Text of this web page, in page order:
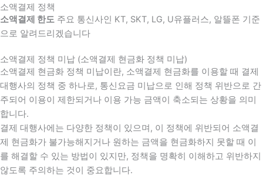
소액결제 정책
소액결제 한도 주요 통신사인 KT, SKT, LG, U유플러스, 알뜰폰 기준
으로 알려드리겠습니다
소액결제 정책 미납 (소액결제 현금화 정책 미납)
소액결제 현금화 정책 미납이란, 소액결제 현금화를 이용할 때 결제
대행사의 정책 중 하나로, 통신요금 미납으로 인해 정책 위반으로 간
주되어 이용이 제한되거나 이용 가능 금액이 축소되는 상황을 의미
합니다.
결제 대행사에는 다양한 정책이 있으며, 이 정책에 위반되어 소액결
제 현금화가 불가능해지거나 원하는 금액을 현금화하지 못할 때 이
를 해결할 수 있는 방법이 있지만, 정책을 명확히 이해하고 위반하지
않도록 주의하는 것이 중요합니다.